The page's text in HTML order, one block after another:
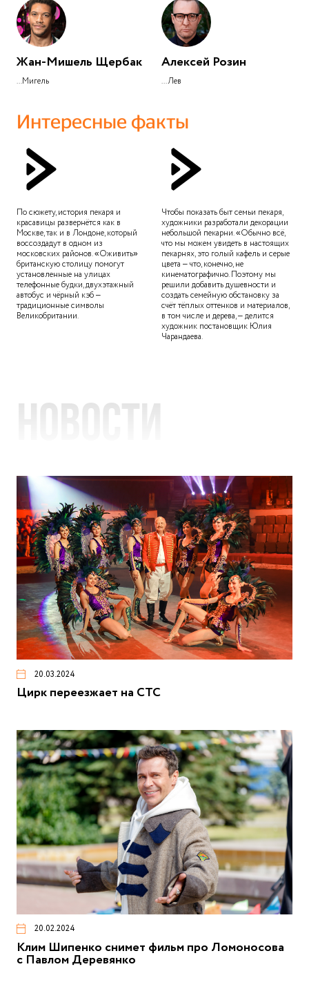
Жан-Мишель Щербак
...Мигель
Алексей Розин
...Лев
Интересные факты
По сюжету, история пекаря и
красавицы развернётся как в
Москве, так и в Лондоне, который
воссоздадут в одном из
московских районов. «Оживить»
британскую столицу помогут
установленные на улицах
телефонные будки, двухэтажный
автобус и чёрный кэб –
традиционные символы
Великобритании.
Чтобы показать быт семьи пекаря,
художники разработали декорации
небольшой пекарни. «Обычно всё,
что мы можем увидеть в настоящих
пекарнях, это голый кафель и серые
цвета – что, конечно, не
кинематографично. Поэтому мы
решили добавить душевности и
создать семейную обстановку за
счёт тёплых оттенков и материалов,
в том числе и дерева, – делится
художник постановщик Юлия
Чарандаева.
Новости
20.03.2024
Цирк переезжает на СТС
20.02.2024
Клим Шипенко снимет фильм про Ломоносова
с Павлом Деревянко